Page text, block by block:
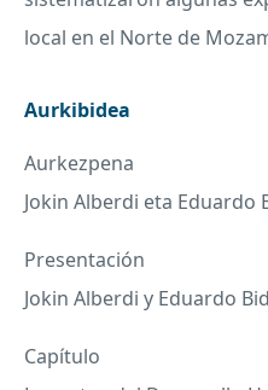
local en el Norte de
Aurkibidea
Aurkezpena
Jokin Alberdi eta Eduardo
Presentación
Jokin Alberdi y Eduardo
Capítulo